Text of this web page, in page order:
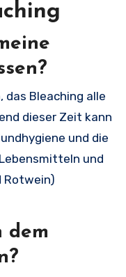
das Bleaching alle
dieser Zeit kann
und die
und
Rotwein)
dem